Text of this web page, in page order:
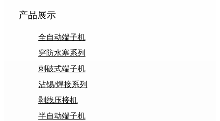
产品展示
全自动端子机
穿防水塞系列
刺破式端子机
沾锡/焊接系列
剥线压接机
半自动端子机